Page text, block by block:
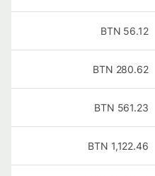
56.12
BTN
280.62
BTN
561.23
BTN
1,122.46
BTN